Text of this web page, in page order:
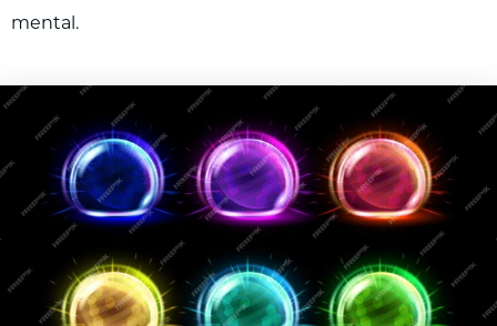
mental.